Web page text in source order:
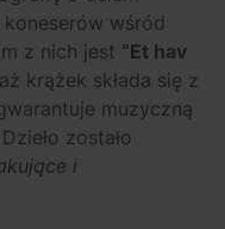
wśród
z nich jest “Et hav
krążek składa się z
muzyczną
zostało
i